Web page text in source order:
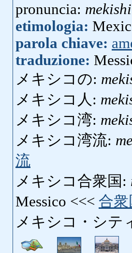
pronuncia:
etimologia:
parola chiave:
traduzione:
メキシコの:
メキシコ人:
メキシコ湾:
メキシコ湾流:
流
メキシコ合衆国:
Messico <<< 合衆
メキシコ・シテ